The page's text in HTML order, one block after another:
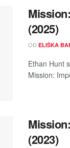
(2025)
OD ELIŠKA
Ethan Hunt
Mission:
(2023)